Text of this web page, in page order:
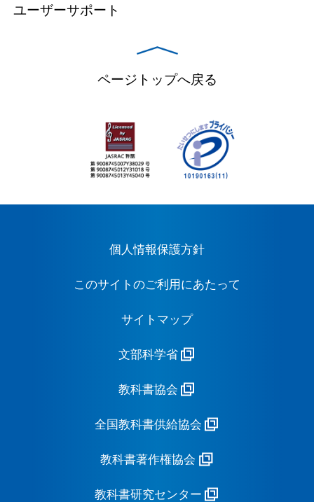
ユーザーサポート
ページトップへ戻る
個人情報保護方針
このサイトのご利用にあたって
サイトマップ
文部科学省
教科書協会
全国教科書供給協会
教科書著作権協会
教科書研究センター